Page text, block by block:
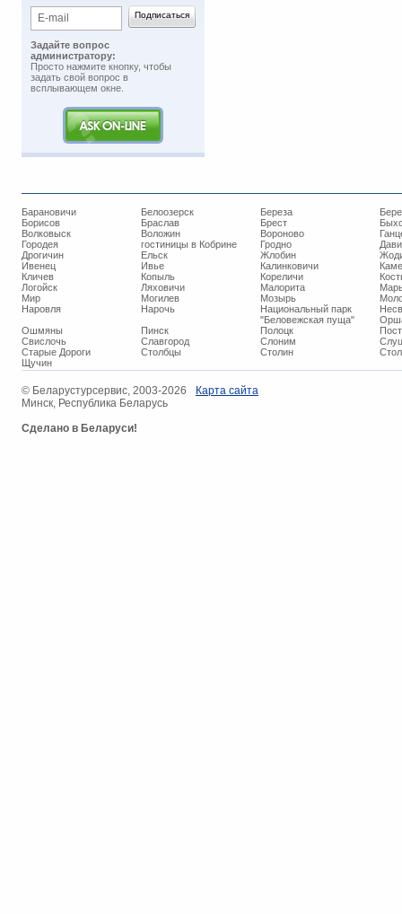
Задайте вопрос
администратору:
Просто нажмите кнопку, чтобы
задать свой вопрос в
всплывающем окне.
Барановичи Белоозерск Береза
Борисов
Браслав Брест
Волковыск
Воложин Вороново
Городея
гостиницы в Кобрине Гродно
Дрогичин
Ельск Жлобин
Ивенец
Ивье Калинковичи
Кличев
Копыль Кореличи
Логойск
Ляховичи Малорита
Мир
Могилев Мозырь
Наровля
Нарочь
Национальный парк
"Беловежская пуща"
Ошмяны
Пинск Полоцк
Свислочь
Славгород Слоним
Старые Дороги
Столбцы Столин
Щучин
© ​Беларустурсервис, 2003-2026
Минск, Республика Беларусь
Сделано в Беларуси!
Карта сайта